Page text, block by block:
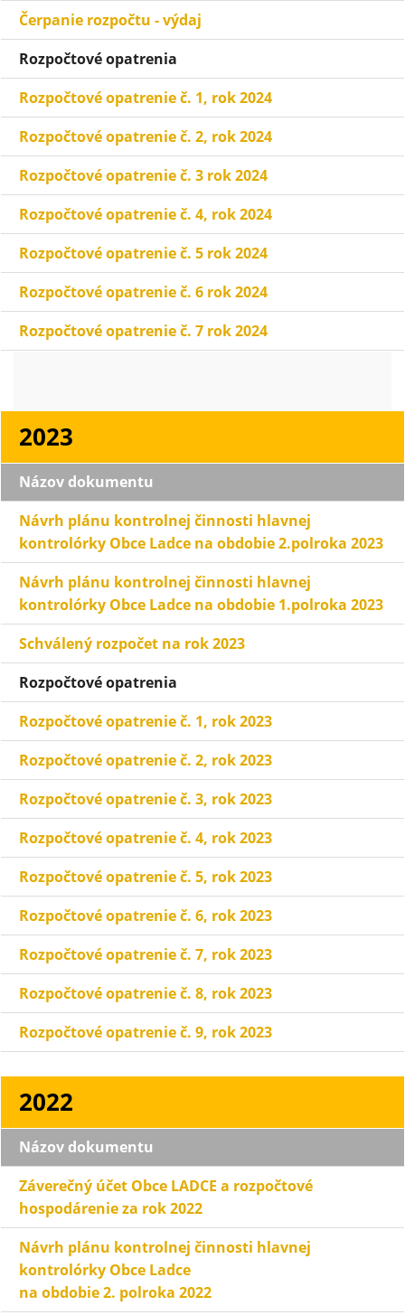
Čerpanie rozpočtu - výdaj
Rozpočtové opatrenia
Rozpočtové opatrenie č. 1, rok 2024
Rozpočtové opatrenie č. 2, rok 2024
Rozpočtové opatrenie č. 3 rok 2024
Rozpočtové opatrenie č. 4, rok 2024
Rozpočtové opatrenie č. 5 rok 2024
Rozpočtové opatrenie č. 6 rok 2024
Rozpočtové opatrenie č. 7 rok 2024
2023
Názov dokumentu
Návrh plánu kontrolnej činnosti hlavnej
kontrolórky Obce Ladce na obdobie 2.polroka 2023
Návrh plánu kontrolnej činnosti hlavnej
kontrolórky Obce Ladce na obdobie 1.polroka 2023
Schválený rozpočet na rok 2023
Rozpočtové opatrenia
Rozpočtové opatrenie č. 1, rok 2023
Rozpočtové opatrenie č. 2, rok 2023
Rozpočtové opatrenie č. 3, rok 2023
Rozpočtové opatrenie č. 4, rok 2023
Rozpočtové opatrenie č. 5, rok 2023
Rozpočtové opatrenie č. 6, rok 2023
Rozpočtové opatrenie č. 7, rok 2023
Rozpočtové opatrenie č. 8, rok 2023
Rozpočtové opatrenie č. 9, rok 2023
2022
Názov dokumentu
Záverečný účet Obce LADCE a rozpočtové
hospodárenie za rok 2022
Návrh plánu kontrolnej činnosti hlavnej
kontrolórky Obce Ladce
na obdobie 2. polroka 2022